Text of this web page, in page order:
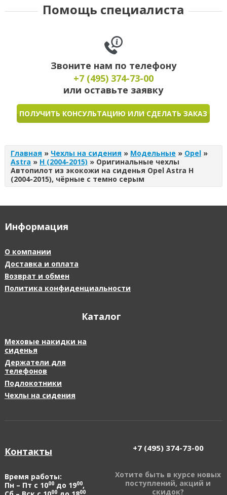
Помощь специалиста
Звоните нам по телефону
+7 (495) 374-73-00
или оставьте заявку
ПОЛУЧИТЬ КОНСУЛЬТАЦИЮ ИЛИ СДЕЛАТЬ ЗАКАЗ
Главная » Чехлы на сидения » Модельные » Opel»
Astra » H (2004-2015) » Оригинальные чехлы
Автопилот из экокожи на сиденья Opel Astra H
(2004-2015), чёрные с темно серым
Информация
О компании
Доставка и оплата
Возврат и обмен
Политика конфиденциальности
Каталог
Меховые накидки на
сиденья
Держатели для
телефонов
Подлокотники
Чехлы на сидения
Контакты
Время работы:
Пн – Пт с 1000до 1900,
00 00
+7 (495) 374-73-00
Хотите быть в курсе новых
поступлений, акций и
скидок?